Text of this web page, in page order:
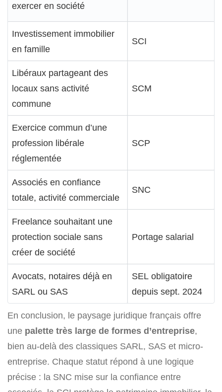
exercer en société
Investissement immobilier
en famille
SCI
Libéraux partageant des
locaux sans activité
commune
SCM
Exercice commun d’une
profession libérale
réglementée
SCP
Associés en confiance
totale, activité commerciale
SNC
Freelance souhaitant une
protection sociale sans
créer de société
Portage salarial
Avocats, notaires déjà en
SARL ou SAS
SEL obligatoire
depuis sept. 2024
En conclusion, le paysage juridique français offre
une palette très large de formes d’entreprise,
bien au-delà des classiques SARL, SAS et micro-
entreprise. Chaque statut répond à une logique
précise : la SNC mise sur la confiance entre